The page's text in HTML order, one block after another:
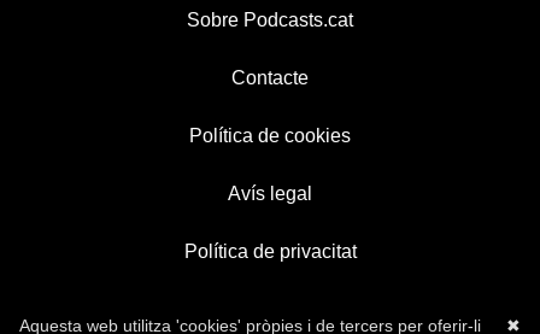
Sobre Podcasts.cat
Contacte
Política de cookies
Avís legal
Política de privacitat
✖
Aquesta web utilitza 'cookies' pròpies i de tercers per oferir-li